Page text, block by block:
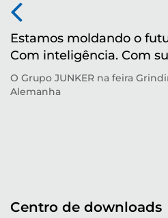
Estamos moldando o
Com inteligência. Com
O Grupo JUNKER na feira
Alemanha
Centro de downloads